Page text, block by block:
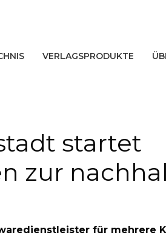
VERLAGSPRODUKTE
startet
zur
für